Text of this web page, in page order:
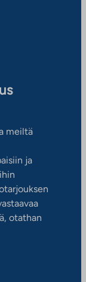
meiltä
ja
otathan